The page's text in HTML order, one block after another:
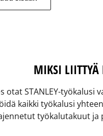
MIKSI LIITTYÄ
otat STANLEY-
kaikki työkalusi
työkalutakuut